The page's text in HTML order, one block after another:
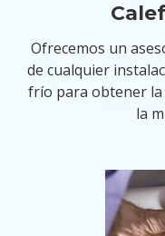
Ofrecemos un
de cualquier
frío para obtener la
la